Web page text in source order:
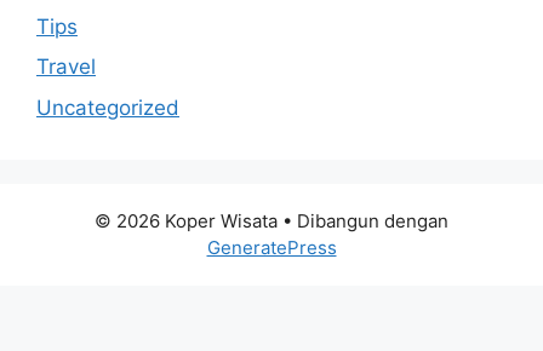
Tips
Travel
Uncategorized
© 2026 Koper Wisata • Dibangun dengan
GeneratePress